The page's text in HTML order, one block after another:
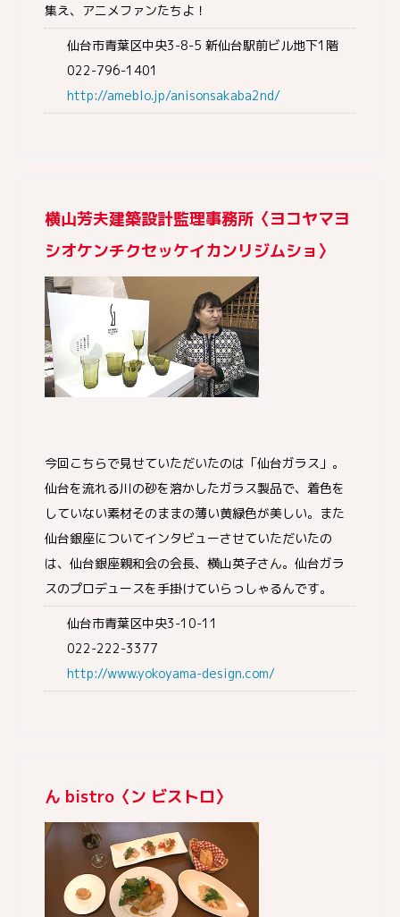
集え、アニメファンたちよ！
仙台市青葉区中央3-8-5 新仙台駅前ビル地下1階
022-796-1401
http://ameblo.jp/anisonsakaba2nd/
横山芳夫建築設計監理事務所〈ヨコヤマヨ
シオケンチクセッケイカンリジムショ〉
今回こちらで見せていただいたのは「仙台ガラス」。
仙台を流れる川の砂を溶かしたガラス製品で、着色を
していない素材そのままの薄い黄緑色が美しい。また
仙台銀座についてインタビューさせていただいたの
は、仙台銀座親和会の会長、横山英子さん。仙台ガラ
スのプロデュースを手掛けていらっしゃるんです。
仙台市青葉区中央3-10-11
022-222-3377
http://www.yokoyama-design.com/
ん bistro〈ン ビストロ〉